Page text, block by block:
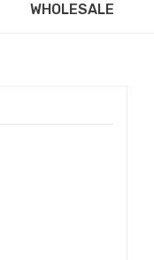
WHOLESALE